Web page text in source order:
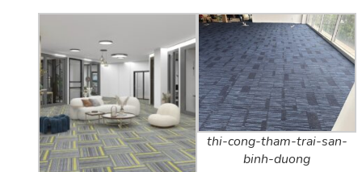
thi-cong-tham-trai-san-
binh-duong